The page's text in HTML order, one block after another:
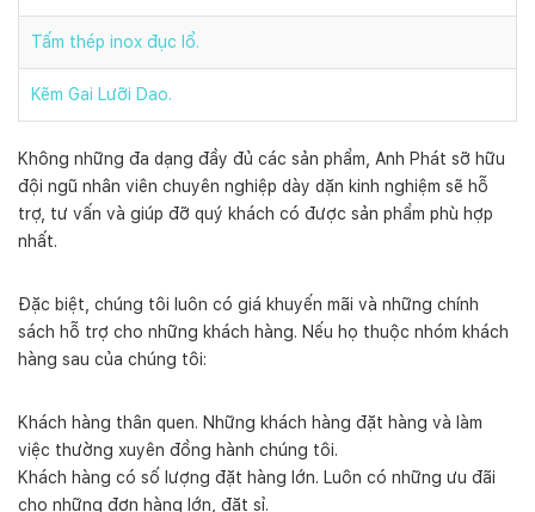
Tấm thép inox đục lổ.
Kẽm Gai Lưỡi Dao.
Không những đa dạng đầy đủ các sản phẩm, Anh Phát sỡ hữu
đội ngũ nhân viên chuyên nghiệp dày dặn kinh nghiệm sẽ hỗ
trợ, tư vấn và giúp đỡ quý khách có được sản phẩm phù hợp
nhất.
Đặc biệt, chúng tôi luôn có giá khuyến mãi và những chính
sách hỗ trợ cho những khách hàng. Nếu họ thuộc nhóm khách
hàng sau của chúng tôi:
Khách hàng thân quen. Những khách hàng đặt hàng và làm
việc thường xuyên đồng hành chúng tôi.
Khách hàng có số lượng đặt hàng lớn. Luôn có những ưu đãi
cho những đơn hàng lớn, đặt sỉ.